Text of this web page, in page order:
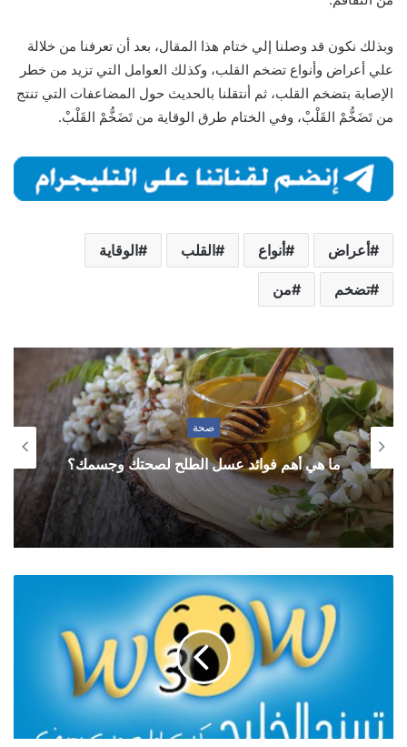
وبذلك نكون قد وصلنا إلي ختام هذا المقال، بعد أن تعرفنا من خلالة
علي أعراض وأنواع تضخم القلب، وكذلك العوامل التي تزيد من خطر
الإصابة بتضخم القلب، ثم أنتقلنا بالحديث حول المضاعفات التي تنتج
من تَضَخُّمْ القَلْبْ، وفي الختام طرق الوقاية من تَضَخُّمْ القَلْبْ.
أعراض أنواع القلب الوقاية
تضخم من
صحة
ما هي أهم فوائد عسل الطلح لصحتك وجسمك؟